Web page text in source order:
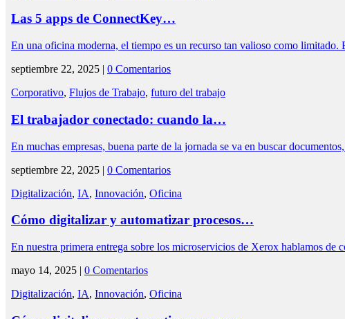
Las 5 apps de ConnectKey…
En una oficina moderna, el tiempo es un recurso tan valioso como
septiembre 22, 2025 | 0 Comentarios
Corporativo, Flujos de Trabajo, futuro del trabajo
El trabajador conectado: cuando la…
En muchas empresas, buena parte de la jornada se va en buscar
septiembre 22, 2025 | 0 Comentarios
Digitalización, IA, Innovación, Oficina
Cómo digitalizar y automatizar procesos…
En nuestra primera entrega sobre los microservicios de Xerox hablamos
mayo 14, 2025 | 0 Comentarios
Digitalización, IA, Innovación, Oficina